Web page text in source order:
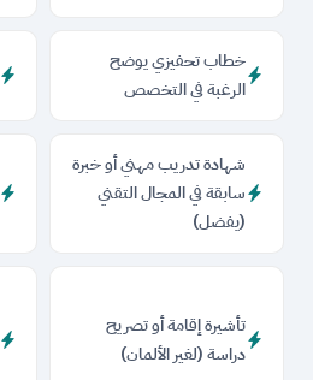
خطاب تحفيزي يوضح
الرغبة في التخصص
شهادة تدريب مهني أو خبرة
سابقة في المجال التقني
(يفضل)
تأشيرة إقامة أو تصريح
دراسة (لغير الألمان)